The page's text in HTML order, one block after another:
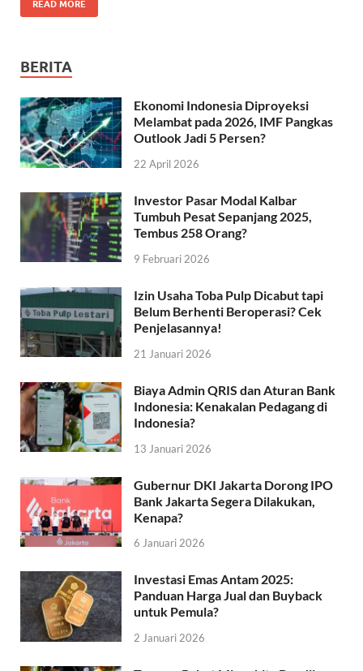
READ MORE
BERITA
Ekonomi Indonesia Diproyeksi
Melambat pada 2026, IMF Pangkas
Outlook Jadi 5 Persen?
22 April 2026
Investor Pasar Modal Kalbar
Tumbuh Pesat Sepanjang 2025,
Tembus 258 Orang?
9 Februari 2026
Izin Usaha Toba Pulp Dicabut tapi
Belum Berhenti Beroperasi? Cek
Penjelasannya!
21 Januari 2026
Biaya Admin QRIS dan Aturan Bank
Indonesia: Kenakalan Pedagang di
Indonesia?
13 Januari 2026
Gubernur DKI Jakarta Dorong IPO
Bank Jakarta Segera Dilakukan,
Kenapa?
6 Januari 2026
Investasi Emas Antam 2025:
Panduan Harga Jual dan Buyback
untuk Pemula?
2 Januari 2026